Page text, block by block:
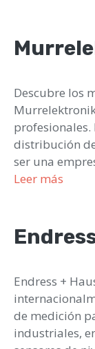
Descubre los
profesionales.
distribución
ser una
Leer más
Endress +
de medición
industriales,